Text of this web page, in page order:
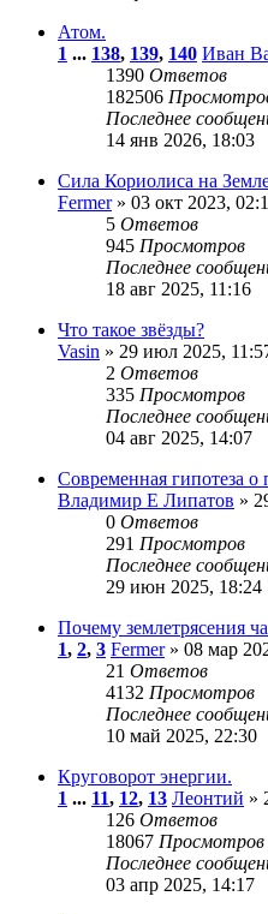
Атом.
1 ... 138, 139, 140 Иван
1390 Ответов
182506
Последнее
14 янв 2026, 18:03
Сила Кориолиса на
Fermer» 03 окт 2023,
5 Ответов
945 Просмотров
Последнее
18 авг 2025, 11:16
Что такое звёзды?
Vasin » 29 июл 2025,
2 Ответов
335 Просмотров
Последнее
04 авг 2025, 14:07
Современная гипотеза
Владимир Е Липатов »
0 Ответов
291 Просмотров
Последнее
29 июн 2025, 18:24
Почему землетрясения
1, 2, 3 Fermer» 08 мар
21 Ответов
4132 Просмотров
Последнее
10 май 2025, 22:30
Круговорот энергии.
1 ... 11, 12, 13 Леонтий »
126 Ответов
18067 Просмотров
Последнее
03 апр 2025, 14:17